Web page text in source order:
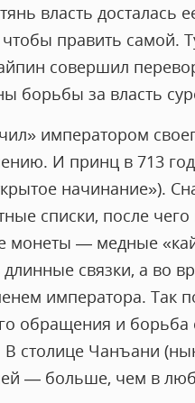
власть досталась
чтобы править самой.
совершил
борьбы за власть
императором
И принц в 713
начинание»).
списки, после
— медные
связки, а во
императора. Так
обращения и борьба
В столице Чанъани
— больше, чем в